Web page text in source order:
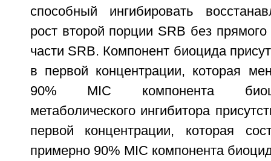
способный ингибировать
рост второй порции SRB без
части SRB. Компонент биоцида
в первой концентрации, которая
90% MIC компонента
метаболического ингибитора
первой концентрации, которая
примерно 90% MIC компонента